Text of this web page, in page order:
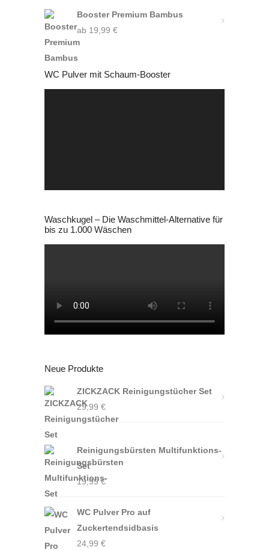
Booster Premium Bambus
ab 19,99 €
WC Pulver mit Schaum-Booster
Waschkugel – Die Waschmittel-Alternative für
bis zu 1.000 Wäschen
Neue Produkte
ZICKZACK Reinigungstücher Set
29,99 €
Reinigungsbürsten Multifunktions-
Set
19,99€
WC Pulver Pro auf
Zuckertendsidbasis
24,99 €